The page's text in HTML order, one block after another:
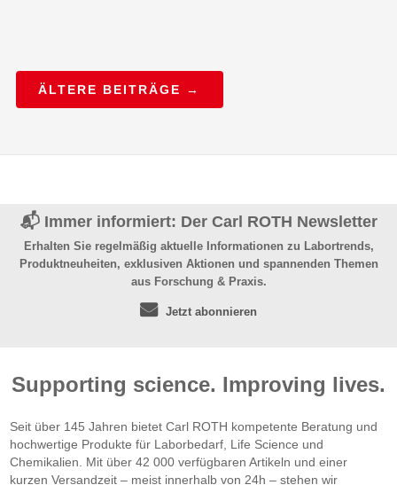
ÄLTERE BEITRÄGE →
📬 Immer informiert: Der Carl ROTH Newsletter
Erhalten Sie regelmäßig aktuelle Informationen zu Labortrends,
Produktneuheiten, exklusiven Aktionen und spannenden Themen
aus Forschung & Praxis.
Jetzt abonnieren
Supporting science. Improving lives.
Seit über 145 Jahren bietet Carl ROTH kompetente Beratung und
hochwertige Produkte für Laborbedarf, Life Science und
Chemikalien. Mit über 42 000 verfügbaren Artikeln und einer
kurzen Versandzeit – meist innerhalb von 24h – stehen wir